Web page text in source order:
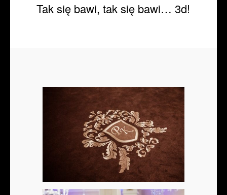
Tak się bawi, tak się bawi… 3d!